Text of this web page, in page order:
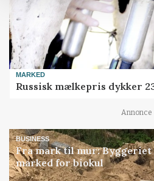
MARKED
Russisk mælkepris dykker
Annonce
BUSINESS
Fra mark til mur: Byggeriet
marked for biokul